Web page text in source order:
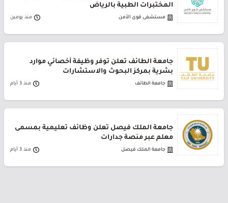
المختبرات الطبية بالرياض
مستشفى قوى الأمن منذ يومين
جامعة الطائف تعلن توفر وظيفة أخصائي موارد
بشرية بمركز البحوث والاستشارات
جامعة الطائف منذ 3 أيام
جامعة الملك فيصل تعلن وظائف تعليمية بمسمى
معلم عبر منصة جدارات
جامعة الملك فيصل منذ 3 أيام